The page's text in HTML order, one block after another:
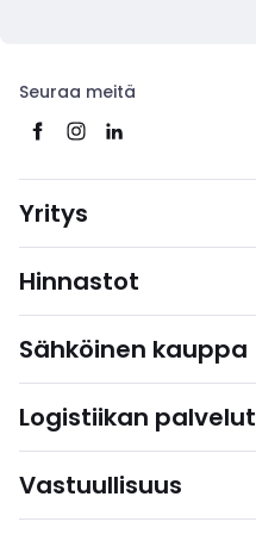
Seuraa meitä
Yritys
Hinnastot
Sähköinen kauppa
Logistiikan palvelut
Vastuullisuus